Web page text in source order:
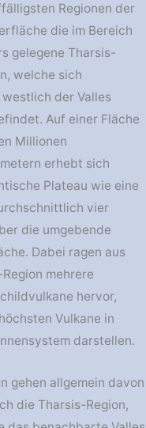
Regionen der
die im Bereich
gelegene Tharsis-
welche sich
der Valles
Auf einer Fläche
Millionen
erhebt sich
Plateau wie eine
vier
die umgebende
Dabei ragen aus
mehrere
hervor,
Vulkane in
darstellen.
gehen allgemein davon
die Tharsis-Region,